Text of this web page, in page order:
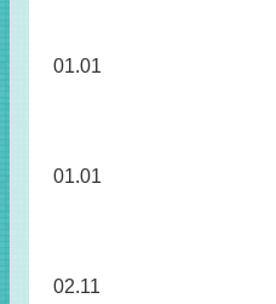
01.01
01.01
02.11